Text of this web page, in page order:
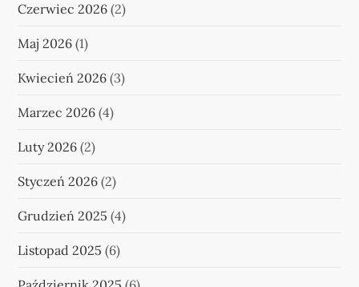
Czerwiec 2026 (2)
Maj 2026 (1)
Kwiecień 2026 (3)
Marzec 2026 (4)
Luty 2026 (2)
Styczeń 2026 (2)
Grudzień 2025 (4)
Listopad 2025 (6)